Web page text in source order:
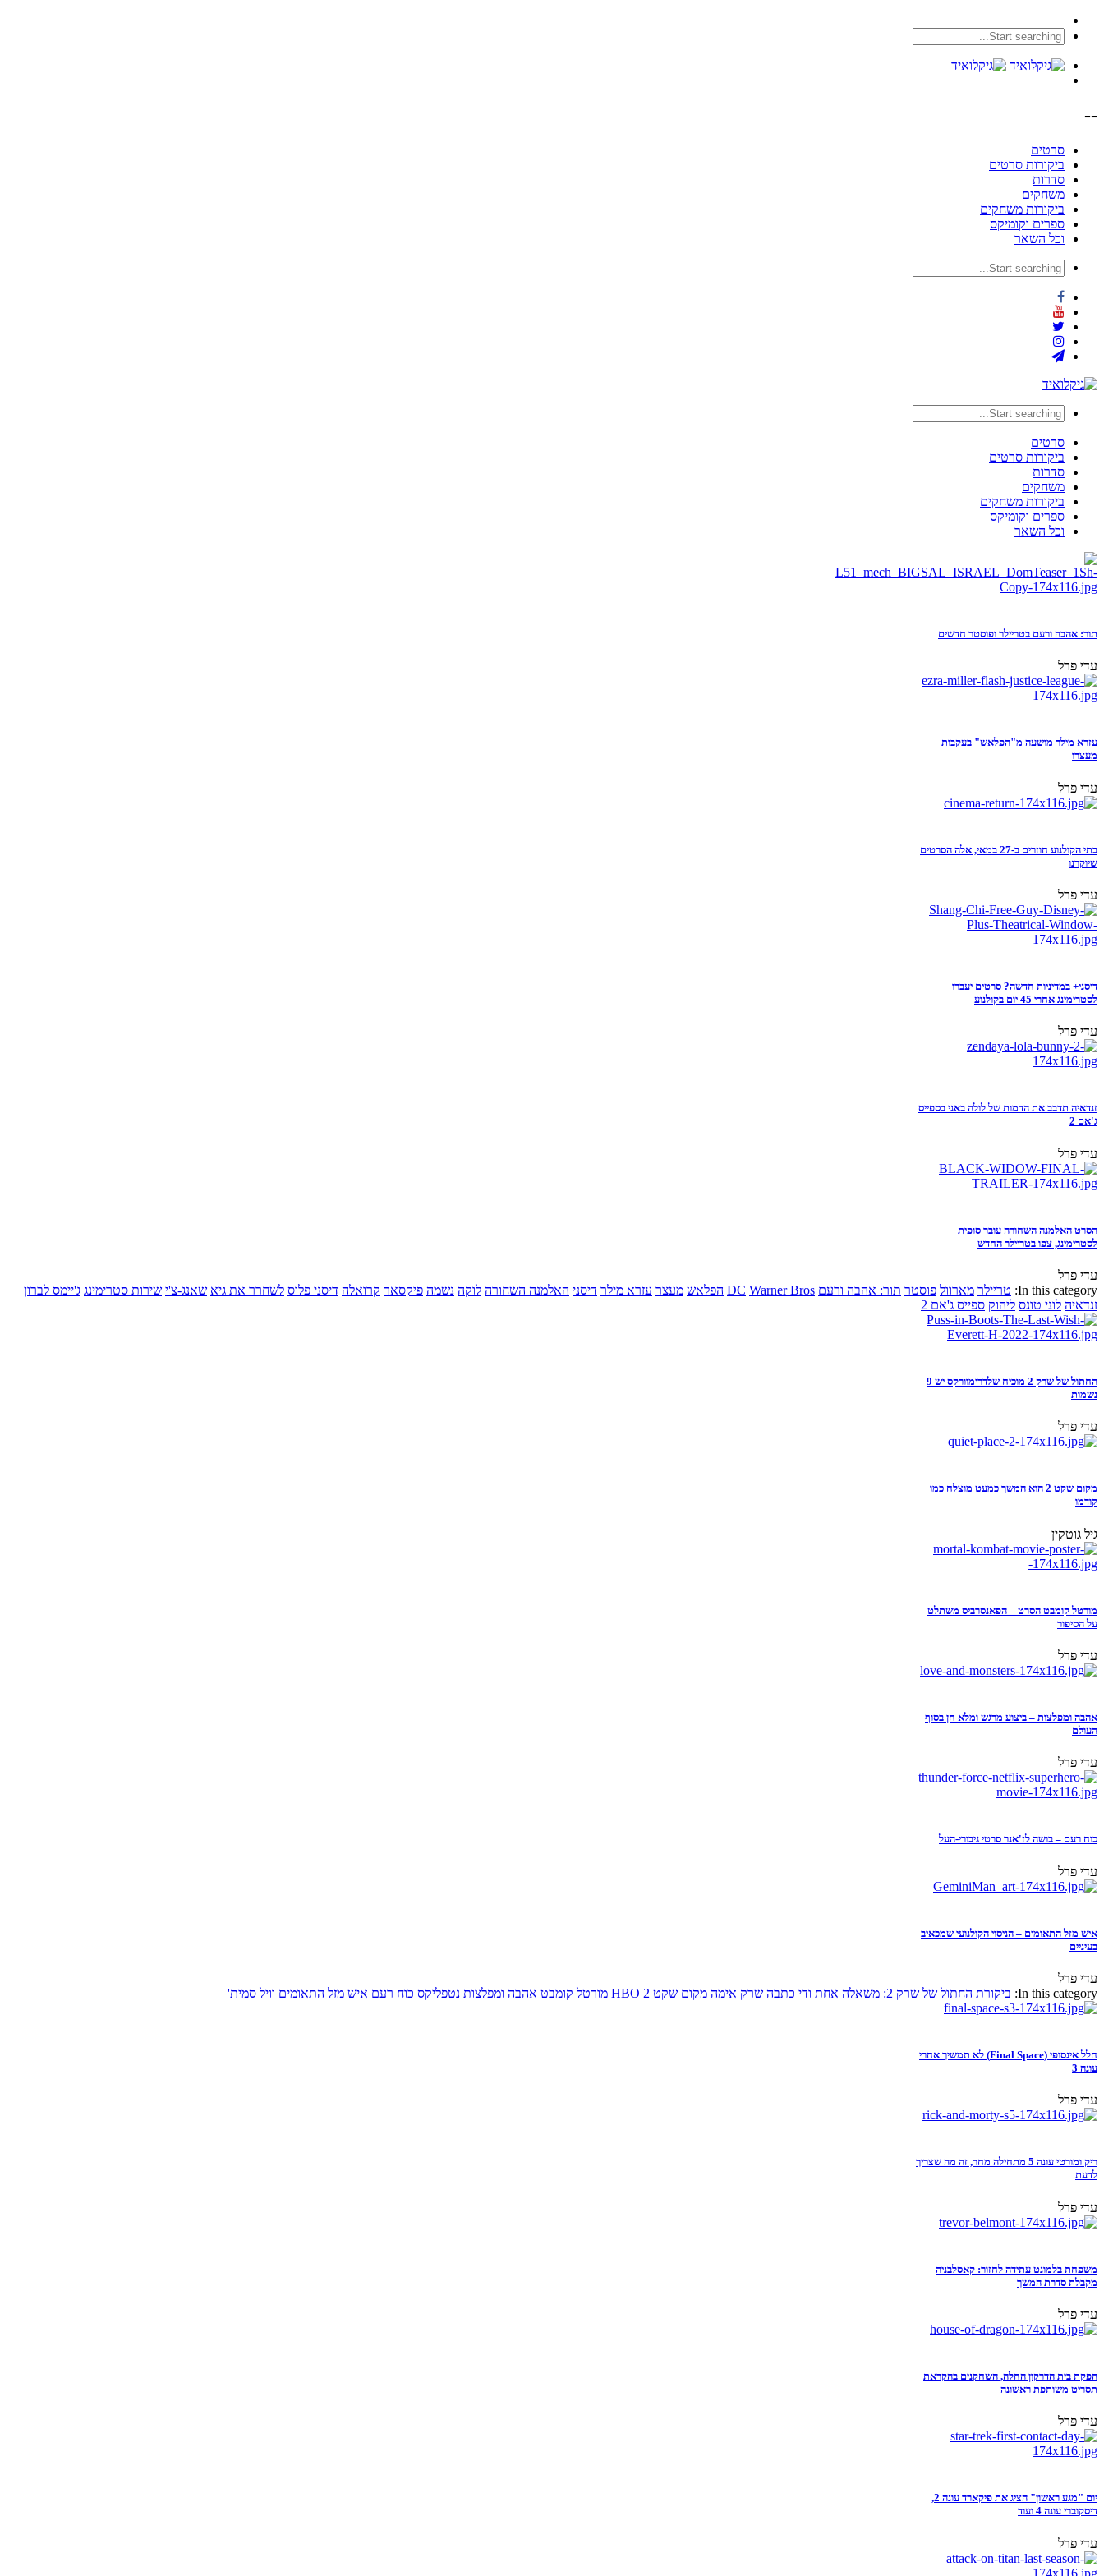
--
סרטים
ביקורות סרטים
סדרות
משחקים
ביקורות משחקים
ספרים וקומיקס
וכל השאר
סרטים
ביקורות סרטים
סדרות
משחקים
ביקורות משחקים
ספרים וקומיקס
וכל השאר
תור: אהבה ורעם בטריילר ופוסטר חדשים
עדי פרל
עזרא מילר מושעה מ"הפלאש" בעקבות
מעצרו
עדי פרל
בתי הקולנוע חוזרים ב-27 במאי, אלה הסרטים
שיוקרנו
עדי פרל
דיסני+ במדיניות חדשה? סרטים יעברו
לסטרימינג אחרי 45 יום בקולנוע
עדי פרל
זנדאיה תדבב את הדמות של לולה באני בספייס
ג'אם 2
עדי פרל
הסרט האלמנה השחורה עובר סופית
לסטרימינג, צפו בטריילר החדש
עדי פרל
In this category: טריילר מארוול פוסטר תור: אהבה ורעם DC Warner Bros הפלאש מעצר עזרא מילר דיסני האלמנה השחורה לוקה נשמה פיקסאר קרואלה דיסני פלוס לשחרר את גיא שאנג-צ'י שירות סטרימינג ג'יימס לברון
זנדאיה לוני טונס ליהוק ספייס ג'אם 2
החתול של שרק 2 מוכיח שלדרימוורקס יש 9
נשמות
עדי פרל
מקום שקט 2 הוא המשך כמעט מוצלח כמו
קודמו
גיל גוטקין
מורטל קומבט הסרט – הפאנסרביס משתלט
על הסיפור
עדי פרל
אהבה ומפלצות – ביצוע מרגש ומלא חן בסוף
העולם
עדי פרל
כוח רעם – בושה לז'אנר סרטי גיבורי-העל
עדי פרל
איש מזל התאומים – הניסוי הקולנועי שמכאיב
בעיניים
עדי פרל
In this category: ביקורת החתול של שרק 2: משאלה אחת ודי כתבה שרק אימה מקום שקט 2 HBO מורטל קומבט אהבה ומפלצות נטפליקס כוח רעם איש מזל התאומים וויל סמית'
חלל אינסופי (Final Space) לא תמשיך אחרי
עונה 3
עדי פרל
ריק ומורטי עונה 5 מתחילה מחר, זה מה שצריך
לדעת
עדי פרל
משפחת בלמונט עתידה לחזור: קאסלבניה
מקבלת סדרת המשך
עדי פרל
הפקת בית הדרקון החלה, השחקנים בהקראת
תסריט משותפת ראשונה
עדי פרל
יום "מגע ראשון" הציג את פיקארד עונה 2,
דיסקוברי עונה 4 ועוד
עדי פרל